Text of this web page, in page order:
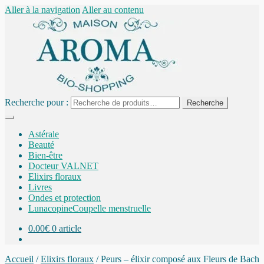
Aller à la navigation Aller au contenu
Recherche pour : Recherche
Astérale
Beauté
Bien-être
Docteur VALNET
Elixirs floraux
Livres
Ondes et protection
LunacopineCoupelle menstruelle
0.00€ 0 article
Accueil /Elixirs floraux /Peurs – élixir composé aux Fleurs de Bach